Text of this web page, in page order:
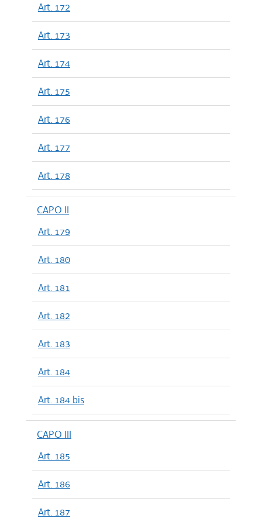
Art. 172
Art. 173
Art. 174
Art. 175
Art. 176
Art. 177
Art. 178
CAPO II
Art. 179
Art. 180
Art. 181
Art. 182
Art. 183
Art. 184
Art. 184 bis
CAPO III
Art. 185
Art. 186
Art. 187